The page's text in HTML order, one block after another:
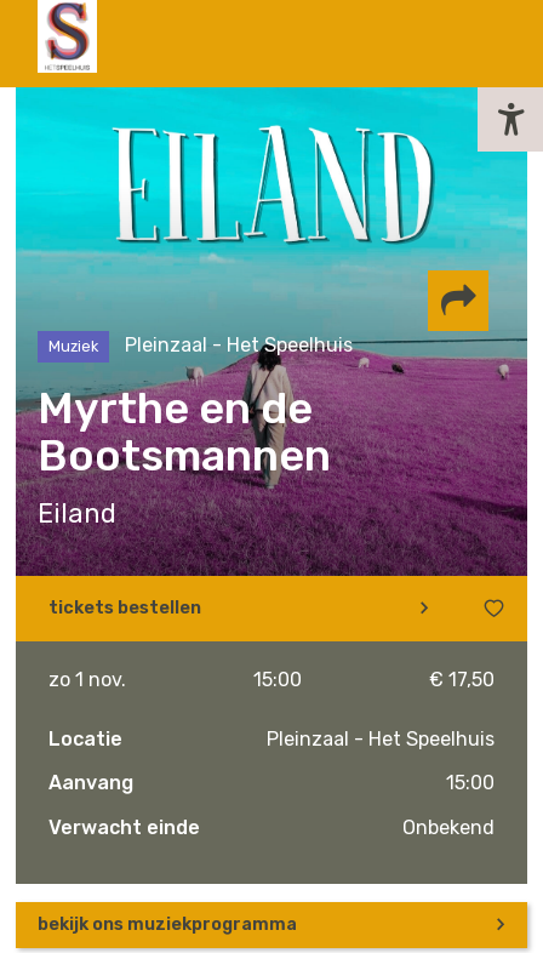
actueel
Muziek Pleinzaal - Het Speelhuis
Myrthe en de
Bootsmannen
Eiland
Delen via
Facebook Whatsapp Instagram
tickets bestellen
zo 1 nov. 15:00 € 17,50
Locatie
Pleinzaal - Het Speelhuis
Aanvang
15:00
Verwacht einde
Onbekend
bekijk ons muziekprogramma